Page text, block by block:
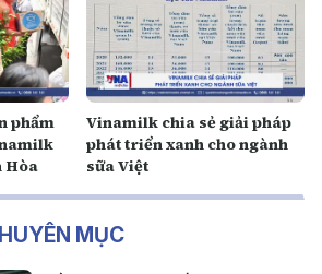
phẩm
Hòa
Vinamilk chia sẻ giải pháp
phát triển xanh cho ngành
sữa Việt
MỤC